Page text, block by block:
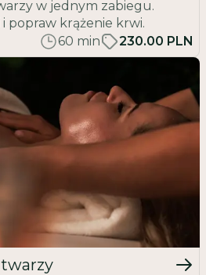
profesjonalizmu naszych
zaangażowanie i pasja
salonie SPA w Krakowie
luksusowej
najwyższą jakość usług.
zadbaj o siebie i pozwól
z naszymi zabiegami SPA i
że opuścisz nasz salon
i pełen energii do dalszych
w jednym zabiegu.
popraw krążenie krwi.
60 min 230.00 PLN
twarzy